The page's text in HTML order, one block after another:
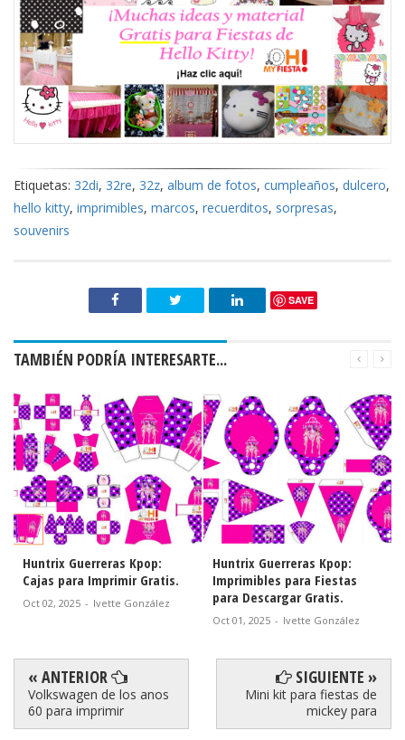
Etiquetas: 32di, 32re, 32z, album de fotos, cumpleaños, dulcero,
hello kitty, imprimibles, marcos, recuerditos, sorpresas,
souvenirs
SAVE
TAMBIÉN PODRÍA INTERESARTE...
Huntrix Guerreras Kpop:
Cajas para Imprimir Gratis.
Oct 02, 2025 - Ivette González
Huntrix Guerreras Kpop:
Imprimibles para Fiestas
para Descargar Gratis.
Oct 01, 2025 - Ivette González
« ANTERIOR
Volkswagen de los anos
60 para imprimir
SIGUIENTE »
Mini kit para fiestas de
mickey para